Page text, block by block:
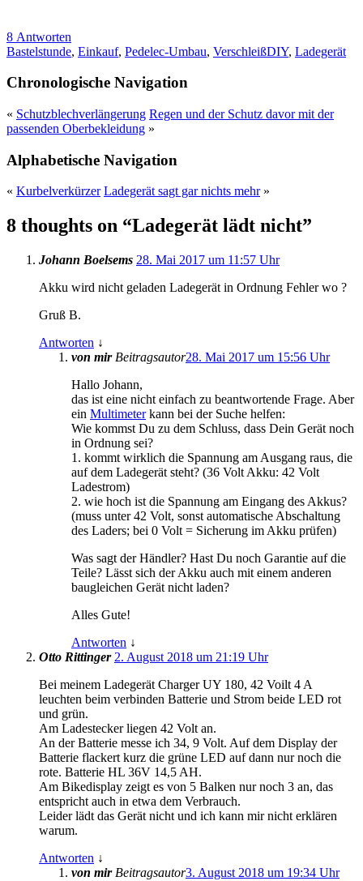
8 Antworten
Bastelstunde, Einkauf, Pedelec-Umbau, VerschleißDIY, Ladegerät
Chronologische Navigation
« Schutzblechverlängerung Regen und der Schutz davor mit der
passenden Oberbekleidung »
Alphabetische Navigation
« Kurbelverkürzer Ladegerät sagt gar nichts mehr»
8 thoughts on “Ladegerät lädt nicht”
Johann Boelsems 28. Mai 2017 um 11:57 Uhr
Akku wird nicht geladen Ladegerät in Ordnung Fehler wo ?
Gruß B.
Antworten ↓
von mir Beitragsautor28. Mai 2017 um 15:56 Uhr
Hallo Johann,
das ist eine nicht einfach zu beantwortende Frage. Aber
ein Multimeterkann bei der Suche helfen:
Wie kommst Du zu dem Schluss, dass Dein Gerät noch
in Ordnung sei?
1. kommt wirklich die Spannung am Ausgang raus, die
auf dem Ladegerät steht? (36 Volt Akku: 42 Volt
Ladestrom)
2. wie hoch ist die Spannung am Eingang des Akkus?
(muss unter 42 Volt, sonst automatische Abschaltung
des Laders; bei 0 Volt = Sicherung im Akku prüfen)
Was sagt der Händler? Hast Du noch Garantie auf die
Teile? Lässt sich der Akku auch mit einem anderen
baugleichen Gerät nicht laden?
Alles Gute!
Antworten ↓
Otto Rittinger 2. August 2018 um 21:19 Uhr
Bei meinem Ladegerät Charger UY 180, 42 Voilt 4 A
leuchten beim verbinden Batterie und Strom beide LED rot
und grün.
Am Ladestecker liegen 42 Volt an.
An der Batterie messe ich 34, 9 Volt. Auf dem Display der
Batterie flackert kurz die grüne LED auf dann nur noch die
rote. Batterie HL 36V 14,5 AH.
Am Bikedisplay zeigt es von 5 Balken nur noch 3 an, das
entspricht auch in etwa dem Verbrauch.
Leider lädt das Gerät nicht und ich kann mir nicht erklären
warum.
Antworten ↓
von mir Beitragsautor3. August 2018 um 19:34 Uhr